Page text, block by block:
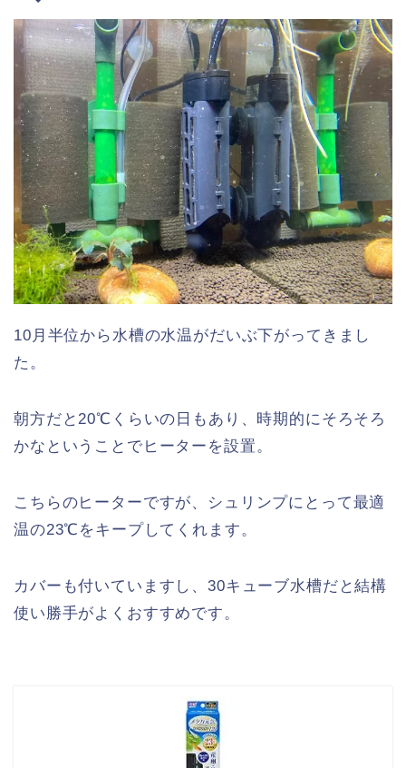
10月半位から水槽の水温がだいぶ下がってきまし
た。
朝方だと20℃くらいの日もあり、時期的にそろそろ
かなということでヒーターを設置。
こちらのヒーターですが、シュリンプにとって最適
温の23℃をキープしてくれます。
カバーも付いていますし、30キューブ水槽だと結構
使い勝手がよくおすすめです。